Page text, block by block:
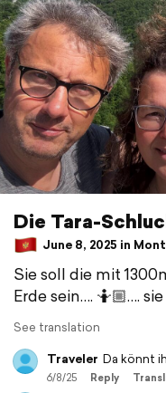
Die Tara-
June 8, 2025 in
Sie soll die mit
Erde sein…. 🤷🏼….
See translation
Traveler Da könnt
6/8/25 Reply